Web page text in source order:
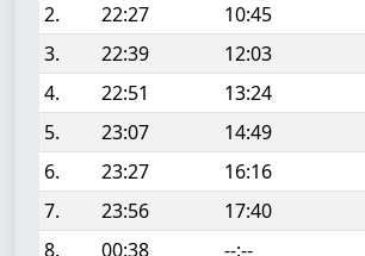
2.
22:27 10:45
3.
22:39 12:03
4.
22:51 13:24
5.
23:07 14:49
6.
23:27 16:16
7.
23:56 17:40
8.
00:38 --:--